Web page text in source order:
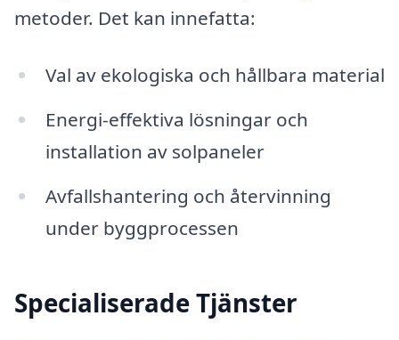
metoder. Det kan innefatta:
Val av ekologiska och hållbara material
Energi-effektiva lösningar och
installation av solpaneler
Avfallshantering och återvinning
under byggprocessen
Specialiserade Tjänster